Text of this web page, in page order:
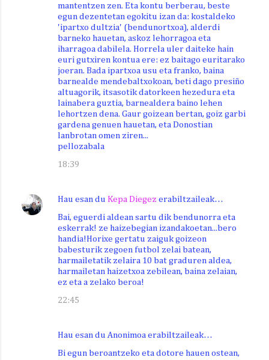
mantentzen zen. Eta kontu berberau, beste
egun dezentetan egokitu izan da: kostaldeko
'ipartxo dultzia' (bendunortxoa), alderdi
barneko hauetan, askoz lehorragoa eta
iharragoa dabilela. Horrela uler daiteke hain
euri gutxiren kontua ere: ez baitago euritarako
joeran. Bada ipartxoa usu eta franko, baina
barnealde mendebaltxokoan, beti dago presiño
altuagorik, itsasotik datorkeen hezedura eta
lainabera guztia, barnealdera baino lehen
lehortzen dena. Gaur goizean bertan, goiz garbi
gardena genuen hauetan, eta Donostian
lanbrotan omen ziren...
pellozabala
18:39
Hau esan du Kepa Diegez erabiltzaileak…
Bai, eguerdi aldean sartu dik bendunorra eta
eskerrak! ze haizebegian izandakoetan...bero
handia!Horixe gertatu zaiguk goizeon
babesturik zegoen futbol zelai batean,
harmailetatik zelaira 10 bat graduren aldea,
harmailetan haizetxoa zebilean, baina zelaian,
ez eta a zelako beroa!
22:45
Hau esan du Anonimoa erabiltzaileak…
Bi egun beroantzeko eta dotore hauen ostean,